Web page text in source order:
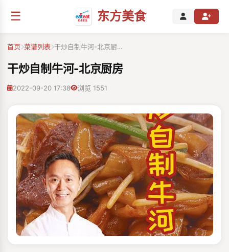
☰ 东方美食
首页 菜谱列表 干炒自制牛河-北京厨…
干炒自制牛河-北京厨房
2022-09-20 17:38 浏览 1551